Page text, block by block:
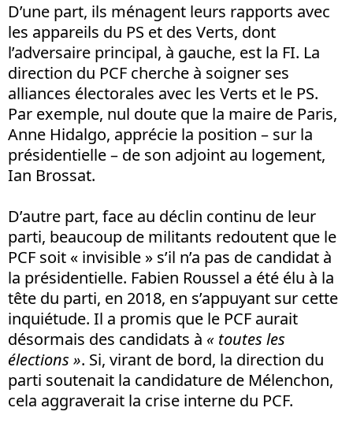
D’une part, ils ménagent leurs rapports avec
les appareils du PS et des Verts, dont
l’adversaire principal, à gauche, est la FI. La
direction du PCF cherche à soigner ses
alliances électorales avec les Verts et le PS.
Par exemple, nul doute que la maire de Paris,
Anne Hidalgo, apprécie la position – sur la
présidentielle – de son adjoint au logement,
Ian Brossat.
D’autre part, face au déclin continu de leur
parti, beaucoup de militants redoutent que le
PCF soit « invisible » s’il n’a pas de candidat à
la présidentielle. Fabien Roussel a été élu à la
tête du parti, en 2018, en s’appuyant sur cette
inquiétude. Il a promis que le PCF aurait
désormais des candidats à « toutes les
élections ». Si, virant de bord, la direction du
parti soutenait la candidature de Mélenchon,
cela aggraverait la crise interne du PCF.